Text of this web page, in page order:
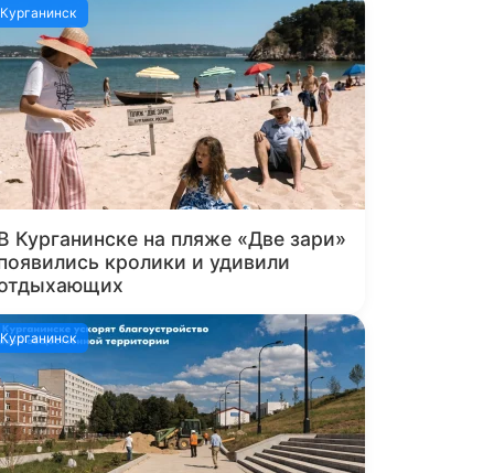
Курганинск
Курганинске на пляже «Две зари»
кролики и удивили
Курганинск